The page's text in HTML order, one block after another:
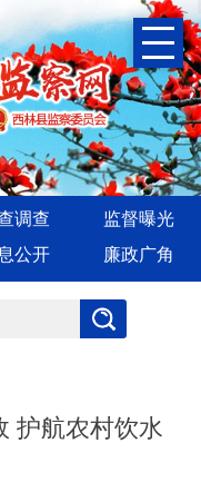
调查
监督曝光
公开 廉政广角
护航农村饮水